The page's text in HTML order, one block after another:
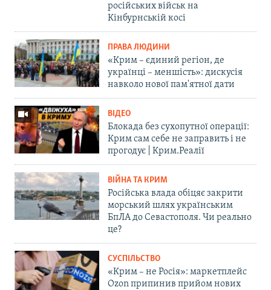
російських військ на
Кінбурнській косі
ПРАВА ЛЮДИНИ
«Крим – єдиний регіон, де
українці – меншість»: дискусія
навколо нової пам'ятної дати
ВІДЕО
Блокада без сухопутної операції:
Крим сам себе не заправить і не
прогодує | Крим.Реалії
ВІЙНА ТА КРИМ
Російська влада обіцяє закрити
морський шлях українським
БпЛА до Севастополя. Чи реально
це?
СУСПІЛЬСТВО
«Крим – не Росія»: маркетплейс
Ozon припинив прийом нових